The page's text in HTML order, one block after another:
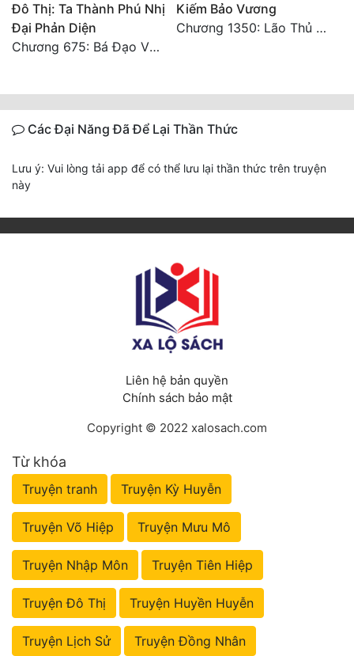
Đô Thị: Ta Thành Phú Nhị
Đại Phản Diện
Chương 675: Bá Đạo Vương Gia
Kiếm Bảo Vương
Chương 1350: Lão Thủ (4/5)
Các Đại Năng Đã Để Lại Thần Thức
Lưu ý: Vui lòng tải app để có thể lưu lại thần thức trên truyện
này
Liên hệ bản quyền
Chính sách bảo mật
Copyright © 2022 xalosach.com
Từ khóa
Truyện tranh Truyện Kỳ Huyễn
Truyện Võ Hiệp Truyện Mưu Mô
Truyện Nhập Môn Truyện Tiên Hiệp
Truyện Đô Thị Truyện Huyền Huyễn
Truyện Lịch Sử Truyện Đồng Nhân